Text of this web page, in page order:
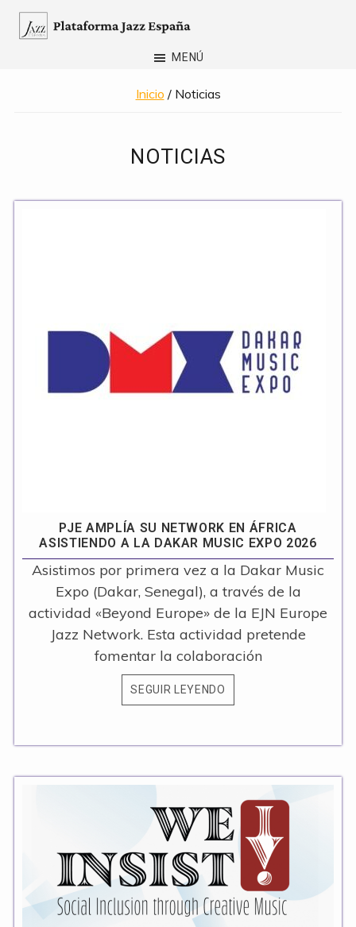
Saltar
MENÚ
Inicio / Noticias
NOTICIAS
PJE AMPLÍA SU NETWORK EN ÁFRICA
ASISTIENDO A LA DAKAR MUSIC EXPO 2026
Asistimos por primera vez a la Dakar Music
Expo (Dakar, Senegal), a través de la
actividad «Beyond Europe» de la EJN Europe
Jazz Network. Esta actividad pretende
fomentar la colaboración
SEGUIR LEYENDO